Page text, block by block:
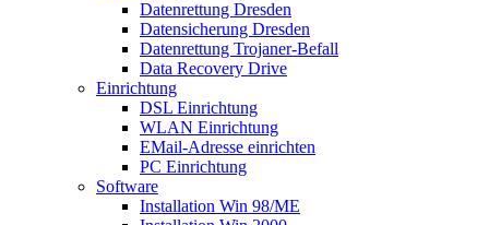
Datenrettung Dresden
Datensicherung Dresden
Datenrettung Trojaner-Befall
Data Recovery Drive
Einrichtung
DSL Einrichtung
WLAN Einrichtung
EMail-Adresse einrichten
PC Einrichtung
Software
Installation Win 98/ME